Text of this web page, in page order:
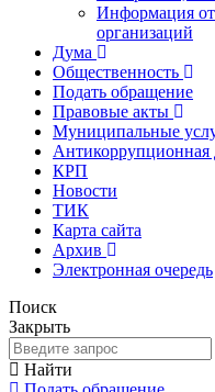
Информация от
организаций
Дума
Общественность
Подать обращение
Правовые акты
Муниципальные
Антикоррупционная
КРП
Новости
ТИК
Карта сайта
Архив
Электронная очередь
Поиск
Закрыть
Найти